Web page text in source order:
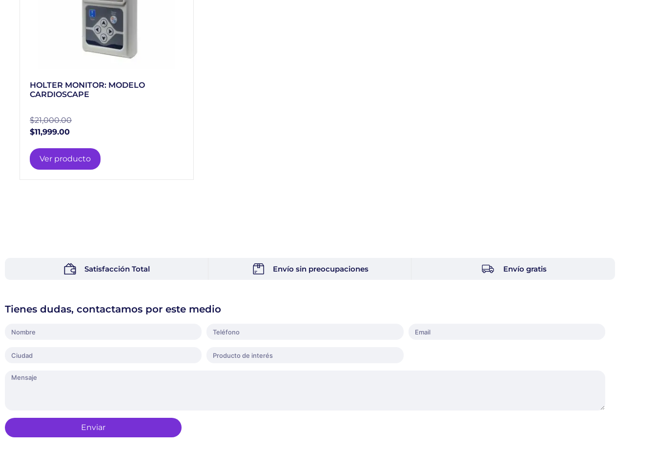
HOLTER MONITOR: MODELO
CARDIOSCAPE
$21,000.00
$11,999.00
Ver producto
Satisfacción Total Envío sin preocupaciones Envío gratis
Tienes dudas, contactamos por este medio
Enviar